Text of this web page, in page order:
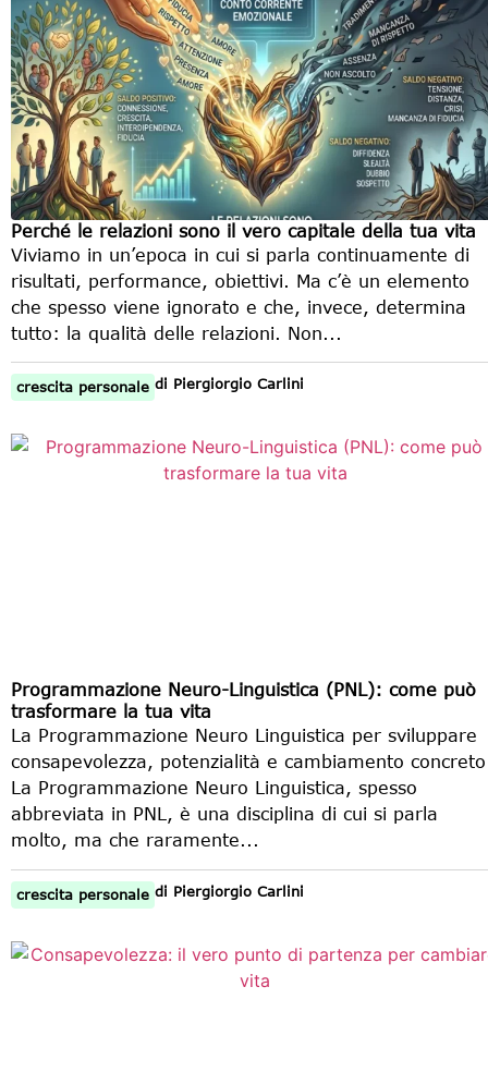
Perché le relazioni sono il vero capitale della tua vita
Viviamo in un’epoca in cui si parla continuamente di
risultati, performance, obiettivi. Ma c’è un elemento
che spesso viene ignorato e che, invece, determina
tutto: la qualità delle relazioni. Non...
crescita personale di Piergiorgio Carlini
Programmazione Neuro-Linguistica (PNL): come può
trasformare la tua vita
La Programmazione Neuro Linguistica per sviluppare
consapevolezza, potenzialità e cambiamento concreto
La Programmazione Neuro Linguistica, spesso
abbreviata in PNL, è una disciplina di cui si parla
molto, ma che raramente...
crescita personale di Piergiorgio Carlini